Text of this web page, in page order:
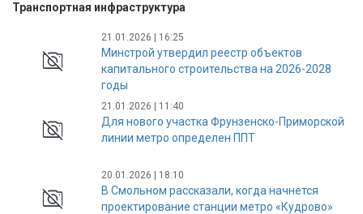
Транспортная инфраструктура
21.01.2026 | 16:25
Минстрой утвердил реестр объектов
капитального строительства на 2026-2028
годы
21.01.2026 | 11:40
Для нового участка Фрунзенско-Приморской
линии метро определен ППТ
20.01.2026 | 18:10
В Смольном рассказали, когда начнется
проектирование станции метро «Кудрово»